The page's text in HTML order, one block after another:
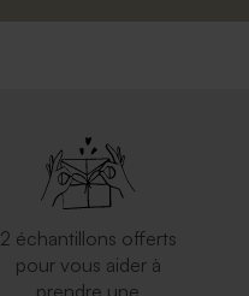
2 échantillons offerts
pour vous aider à